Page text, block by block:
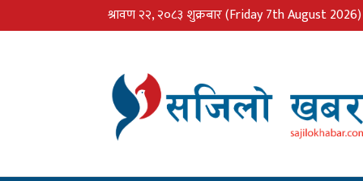
श्रावण २२, २०८३ शुक्रबार(Friday 7th August 2026)